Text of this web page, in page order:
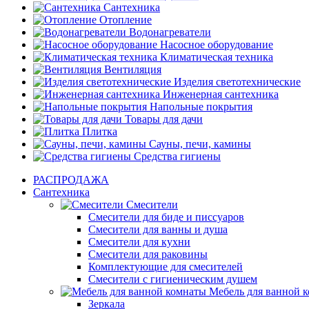
Сантехника
Отопление
Водонагреватели
Насосное оборудование
Климатическая техника
Вентиляция
Изделия светотехнические
Инженерная сантехника
Напольные покрытия
Товары для дачи
Плитка
Сауны, печи, камины
Средства гигиены
РАСПРОДАЖА
Сантехника
Смесители
Смесители для биде и писсуаров
Смесители для ванны и душа
Смесители для кухни
Смесители для раковины
Комплектующие для смесителей
Смесители с гигиеническим душем
Мебель для ванной
Зеркала